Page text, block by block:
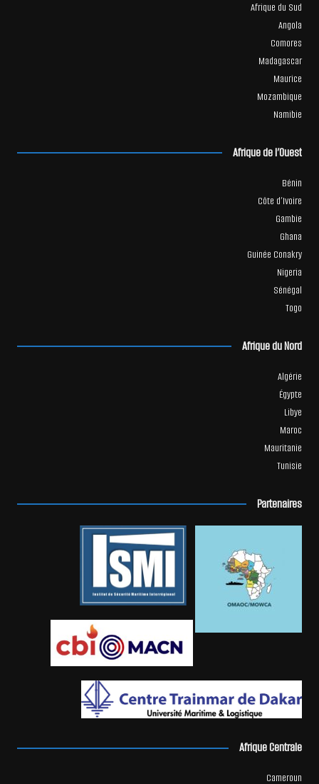
Afrique du Sud
Angola
Comores
Madagascar
Maurice
Mozambique
Namibie
Afrique de l’Ouest
Bénin
Côte d’Ivoire
Gambie
Ghana
Guinée Conakry
Nigeria
Sénégal
Togo
Afrique du Nord
Algérie
Égypte
Libye
Maroc
Mauritanie
Tunisie
Partenaires
Afrique Centrale
Cameroun